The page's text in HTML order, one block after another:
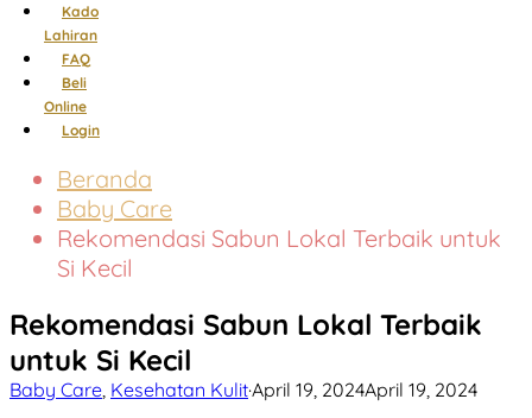
Kado
Lahiran
FAQ
Beli
Online
Login
Beranda
Baby Care
Rekomendasi Sabun Lokal Terbaik untuk
Si Kecil
Rekomendasi Sabun Lokal Terbaik
untuk Si Kecil
Baby Care Kesehatan Kulit·April 19, 2024April 19, 2024